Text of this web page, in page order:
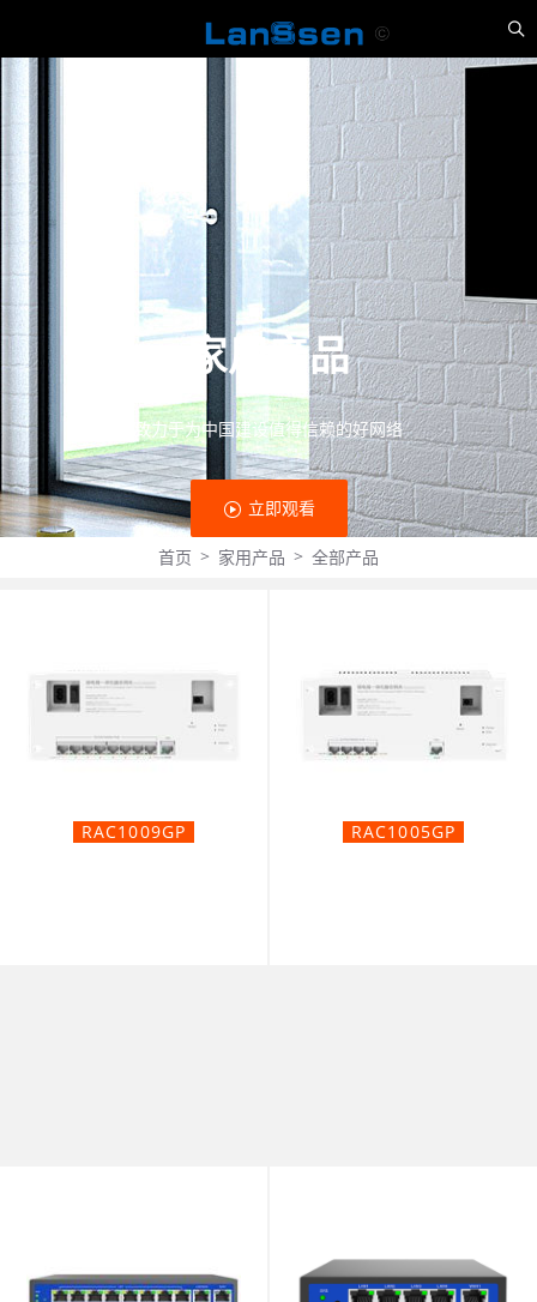
家用产品
致力于为中国建设值得信赖的好网络
立即观看
首页 > 家用产品 > 全部产品
RAC1009GP RAC1005GP